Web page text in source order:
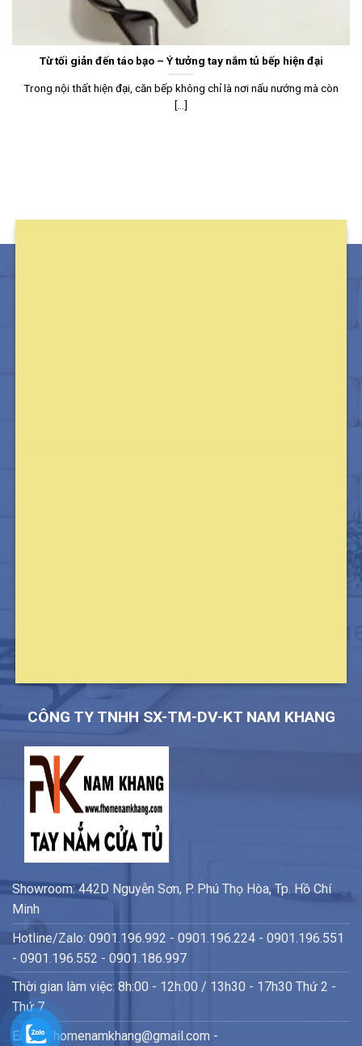
Từ tối giản đến táo bạo – Ý tưởng tay nắm tủ bếp hiện đại
Trong nội thất hiện đại, căn bếp không chỉ là nơi nấu nướng mà còn
[...]
CÔNG TY TNHH SX-TM-DV-KT NAM KHANG
Showroom: 442D Nguyễn Sơn, P. Phú Thọ Hòa, Tp. Hồ Chí
Minh
Hotline/Zalo: 0901.196.992 - 0901.196.224 - 0901.196.551
- 0901.196.552 - 0901.186.997
Thời gian làm việc: 8h:00 - 12h:00 / 13h30 - 17h30 Thứ 2 -
Thứ 7
Email: fhomenamkhang@gmail.com -